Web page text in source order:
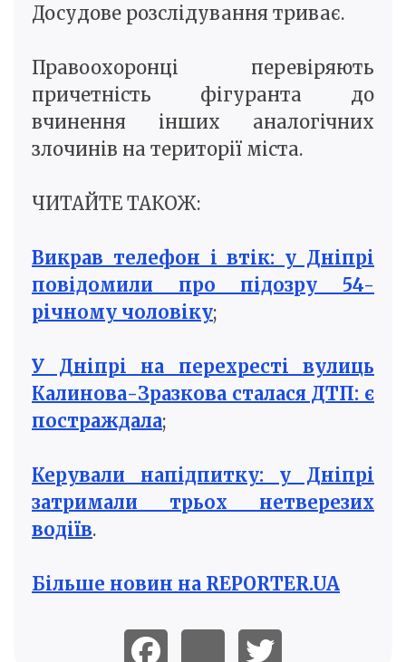
Досудове розслідування триває.
Правоохоронці перевіряють
причетність фігуранта до
вчинення інших аналогічних
злочинів на території міста.
ЧИТАЙТЕ ТАКОЖ:
Викрав телефон і втік: у Дніпрі
повідомили про підозру 54-
річному чоловіку;
У Дніпрі на перехресті вулиць
Калинова-Зразкова сталася ДТП: є
постраждала;
Керували напідпитку: у Дніпрі
затримали трьох нетверезих
водіїв.
Більше новин на REPORTER.UA